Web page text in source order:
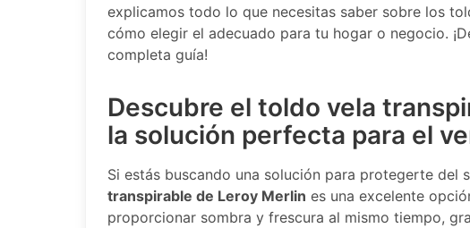
explicamos todo lo que necesitas saber sobre los
cómo elegir el adecuado para tu hogar o negocio.
completa guía!
Descubre el toldo vela
la solución perfecta para el
Si estás buscando una solución para protegerte del
transpirable de Leroy Merlin es una excelente
proporcionar sombra y frescura al mismo tiempo,